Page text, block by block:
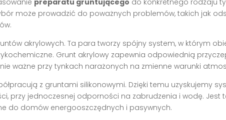
może prowadzić do poważnych problemów, takich jak
akrylowych. Ta para tworzy spójny system, w którym
Grunt akrylowy zapewnia odpowiednią
ważne przy tynkach narażonych na zmienne warunki
z gruntami silikonowymi. Dzięki temu uzyskujemy
przy jednoczesnej odporności na zabrudzenia i wodę. Jest
do domów energooszczędnych i pasywnych.